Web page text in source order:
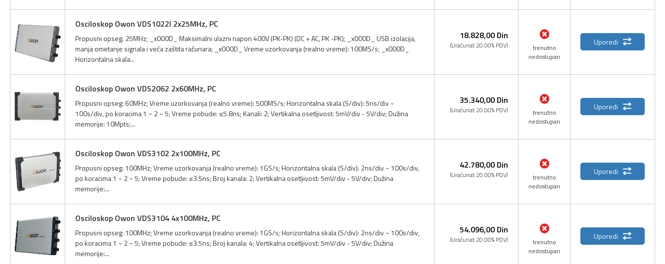
Osciloskop Owon VDS1022I 2x25MHz, PC
Propusni opseg: 25MHz; _x000D_ Maksimalni ulazni napon 400V (PK-PK) (DC + AC, PK -PK); _x000D_ USB izolacija,
manja ometanje signala i veća zaštita računara; _x000D_ Vreme uzorkovanja (realno vreme): 100MS/s; _x000D_
Horizontalna skala...
18.828,00 Din
(Uračunat 20.00% PDV)
trenutno
nedostupan
Uporedi
Osciloskop Owon VDS2062 2x60MHz, PC
Propusni opseg: 60MHz; Vreme uzorkovanja (realno vreme): 500MS/s; Horizontalna skala (S/div): 5ns/div ~
100s/div, po koracima 1 ~ 2 ~ 5; Vreme pobude: ≤5.8ns; Kanali: 2; Vertikalna osetljivost: 5mV/div - 5V/div; Dužina
memorije: 10Mpts;...
35.340,00 Din
(Uračunat 20.00% PDV)
trenutno
nedostupan
Uporedi
Osciloskop Owon VDS3102 2x100MHz, PC
Propusni opseg: 100MHz; Vreme uzorkovanja (realno vreme): 1GS/s; Horizontalna skala (S/div): 2ns/div ~ 100s/div,
po koracima 1 ~ 2 ~ 5; Vreme pobude: ≤3.5ns; Broj kanala: 2; Vertikalna osetljivost: 5mV/div - 5V/div; Dužina
memorije:...
42.780,00 Din
(Uračunat 20.00% PDV)
trenutno
nedostupan
Uporedi
Osciloskop Owon VDS3104 4x100MHz, PC
Propusni opseg: 100MHz; Vreme uzorkovanja (realno vreme): 1GS/s; Horizontalna skala (S/div): 2ns/div ~ 100s/div,
po koracima 1 ~ 2 ~ 5; Vreme pobude: ≤3.5ns; Broj kanala: 4; Vertikalna osetljivost: 5mV/div - 5V/div; Dužina
memorije:...
54.096,00 Din
(Uračunat 20.00% PDV)
trenutno
nedostupan
Uporedi